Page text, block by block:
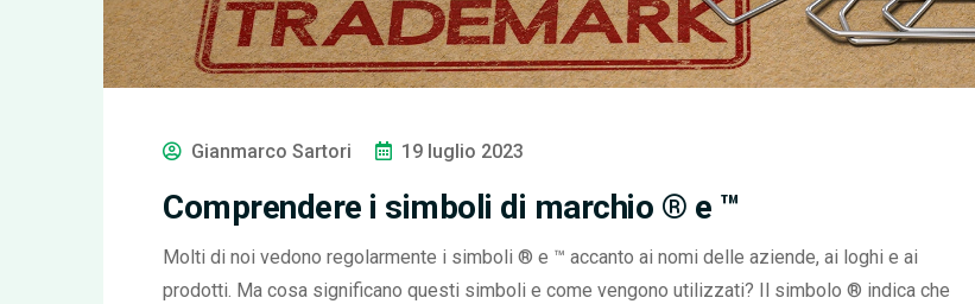
Gianmarco Sartori 19 luglio 2023
Comprendere i simboli di marchio ® e ™
Molti di noi vedono regolarmente i simboli ® e ™ accanto ai nomi delle aziende, ai loghi e ai
prodotti. Ma cosa significano questi simboli e come vengono utilizzati? Il simbolo ® indica che